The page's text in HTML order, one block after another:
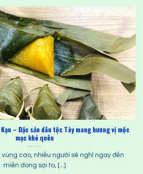
– Đặc sản dân tộc Tày mang hương vị mộc
mạc khó quên
vùng cao, nhiều người sẽ nghĩ ngay đến
miến dong sợi to, [...]